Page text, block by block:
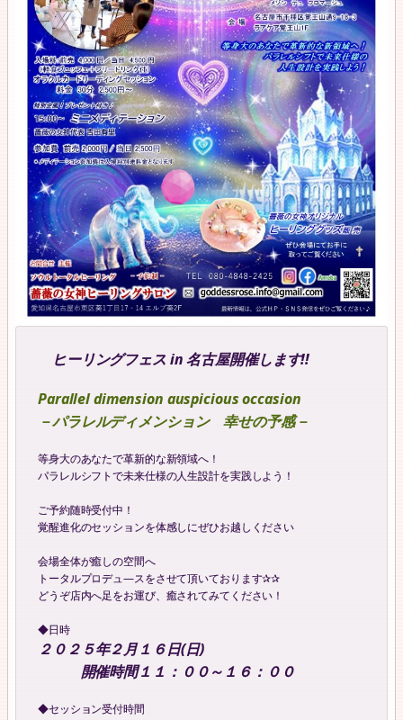
ヒーリングフェス in 名古屋開催します!!
Parallel dimension auspicious occasion
－パラレルディメンション 幸せの予感－
等身大のあなたで革新的な新領域へ！
パラレルシフトで未来仕様の人生設計を実践しよう！
ご予約随時受付中！
覚醒進化のセッションを体感しにぜひお越しください
会場全体が癒しの空間へ
トータルプロデュ―スをさせて頂いております✰✰
どうぞ店内へ足をお運び、癒されてみてください！
◆日時
２０２５年２月１６日(日)
開催時間１１：００～１６：００
◆セッション受付時間